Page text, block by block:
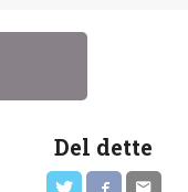
Del dette